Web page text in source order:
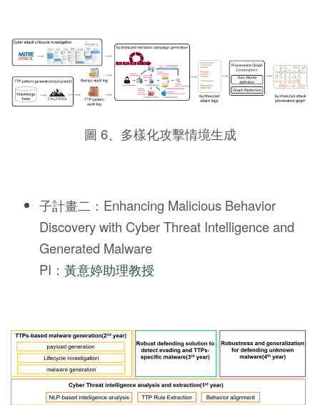
圖 6、多樣化攻擊情境生成
子計畫二：Enhancing Malicious Behavior
Discovery with Cyber Threat Intelligence and
Generated Malware
PI： 黃意婷助理教授